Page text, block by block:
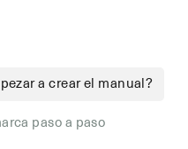
a crear el manual?
paso a paso